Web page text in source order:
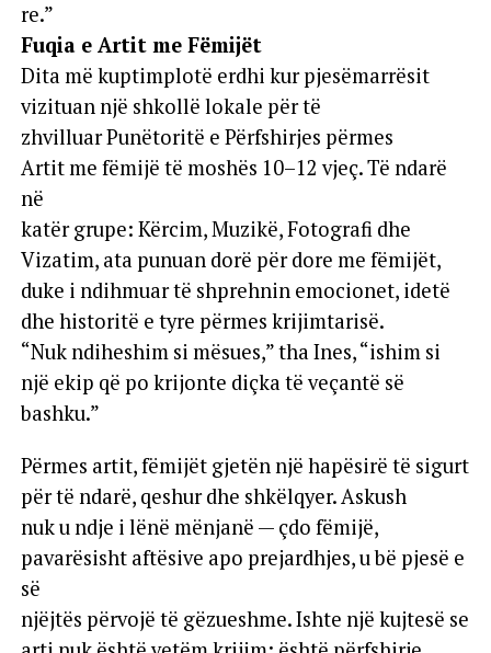
re.”
Fuqia e Artit me Fëmijët
Dita më kuptimplotë erdhi kur pjesëmarrësit
vizituan një shkollë lokale për të
zhvilluar Punëtoritë e Përfshirjes përmes
Artit me fëmijë të moshës 10–12 vjeç. Të ndarë
në
katër grupe: Kërcim, Muzikë, Fotografi dhe
Vizatim, ata punuan dorë për dore me fëmijët,
duke i ndihmuar të shprehnin emocionet, idetë
dhe historitë e tyre përmes krijimtarisë.
“Nuk ndiheshim si mësues,” tha Ines, “ishim si
një ekip që po krijonte diçka të veçantë së
bashku.”
Përmes artit, fëmijët gjetën një hapësirë të sigurt
për të ndarë, qeshur dhe shkëlqyer. Askush
nuk u ndje i lënë mënjanë — çdo fëmijë,
pavarësisht aftësive apo prejardhjes, u bë pjesë e
së
njëjtës përvojë të gëzueshme. Ishte një kujtesë se